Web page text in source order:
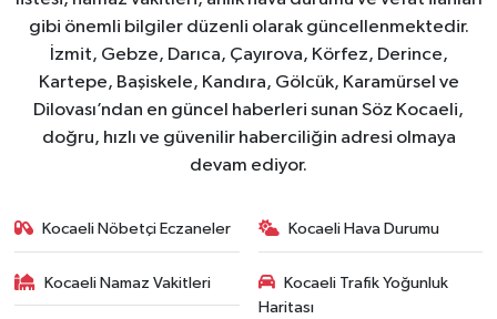
gibi önemli bilgiler düzenli olarak güncellenmektedir.
İzmit, Gebze, Darıca, Çayırova, Körfez, Derince,
Kartepe, Başiskele, Kandıra, Gölcük, Karamürsel ve
Dilovası’ndan en güncel haberleri sunan Söz Kocaeli,
doğru, hızlı ve güvenilir haberciliğin adresi olmaya
devam ediyor.
Kocaeli Nöbetçi Eczaneler Kocaeli Hava Durumu
Kocaeli Namaz Vakitleri
Kocaeli Trafik Yoğunluk
Haritası